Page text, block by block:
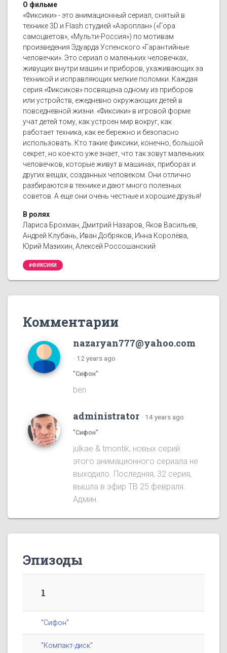
О фильме
«Фиксики» - это анимационный сериал, снятый в
технике 3D и Flash студией «Аэроплан» («Гора
самоцветов», «Мульти-Россия») по мотивам
произведения Эдуарда Успенского «Гарантийные
человечки». Это сериал о маленьких человечках,
живущих внутри машин и приборов, ухаживающих за
техникой и исправляющих мелкие поломки. Каждая
серия «Фиксиков» посвящена одному из приборов
или устройств, ежедневно окружающих детей в
повседневной жизни. «Фиксики» в игровой форме
учат детей тому, как устроен мир вокруг, как
работает техника, как ее бережно и безопасно
использовать. Кто такие фиксики, конечно, большой
секрет, но кое-кто уже знает, что так зовут маленьких
человечков, которые живут в машинах, приборах и
других вещах, созданных человеком. Они отлично
разбираются в технике и дают много полезных
советов. А еще они очень честные и хорошие друзья!
В ролях
Лариса Брохман, Дмитрий Назаров, Яков Васильев,
Андрей Клубань, Иван Добряков, Инна Королёва,
Юрий Мазихин, Алексей Россошанский
#ФИКСИКИ
Комментарии
nazaryan777@yahoo.com
· 12 years ago
"Сифон"
ben
administrator · 14 years ago
"Сифон"
julkae & tmontik, новых серий
этого анимационного сериала не
выходило. Последняя, 32 серия,
вышла в эфир ТВ 25 февраля.
Админ.
Эпизоды
1
"Сифон"
"Компакт-диск"